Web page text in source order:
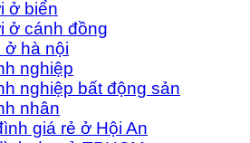
ở biển
ở cánh đồng
hà nội
nghiệp
nghiệp bất động sản
nhân
giá rẻ ở Hội An